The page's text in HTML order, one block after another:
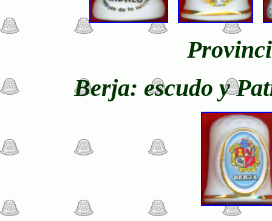
Berja: escudo y